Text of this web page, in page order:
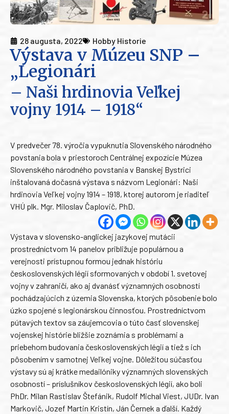
28 augusta, 2022 Hobby Historie
Výstava v Múzeu SNP –
„Legionári
– Naši hrdinovia Veľkej
vojny 1914 – 1918“
V predvečer 78. výročia vypuknutia Slovenského národného
povstania bola v priestoroch Centrálnej expozície Múzea
Slovenského národného povstania v Banskej Bystrici
inštalovaná dočasná výstava s názvom Legionári: Naši
hrdinovia Veľkej vojny 1914 – 1918, ktorej autorom je riaditeľ
VHÚ plk. Mgr. Miloslav Čaplovič, PhD.
Výstava v slovensko-anglickej jazykovej mutácii
prostredníctvom 14 panelov približuje populárnou a
verejnosti prístupnou formou jednak históriu
československých légií sformovaných v období 1. svetovej
vojny v zahraničí, ako aj dvanásť významných osobností
pochádzajúcich z územia Slovenska, ktorých pôsobenie bolo
úzko spojené s legionárskou činnosťou. Prostredníctvom
pútavých textov sa záujemcovia o túto časť slovenskej
vojenskej histórie bližšie zoznámia s problémami a
priebehom budovania československých légií a tiež s ich
pôsobením v samotnej Veľkej vojne. Dôležitou súčasťou
výstavy sú aj krátke medailóniky významných slovenských
osobností – príslušníkov československých légií, ako boli
PhDr. Milan Rastislav Štefánik, Rudolf Michal Viest, JUDr. Ivan
Markovič, Jozef Martin Kristín, Ján Černek a ďalší. Každý